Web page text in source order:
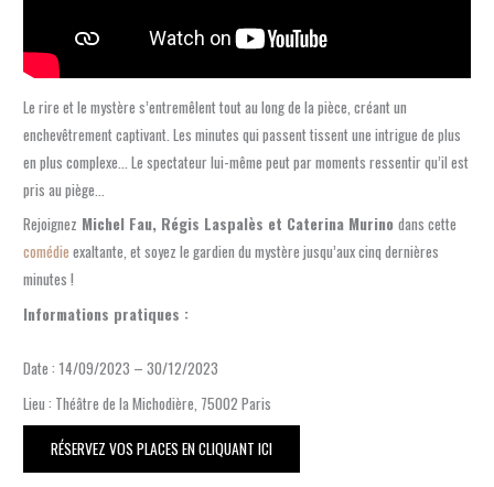
Le rire et le mystère s’entremêlent tout au long de la pièce, créant un
enchevêtrement captivant. Les minutes qui passent tissent une intrigue de plus
en plus complexe… Le spectateur lui-même peut par moments ressentir qu’il est
pris au piège…
Rejoignez Michel Fau, Régis Laspalès et Caterina Murinodans cette
comédie exaltante, et soyez le gardien du mystère jusqu’aux cinq dernières
minutes !
Informations pratiques :
Date : 14/09/2023 – 30/12/2023
Lieu : Théâtre de la Michodière, 75002 Paris
RÉSERVEZ VOS PLACES EN CLIQUANT ICI